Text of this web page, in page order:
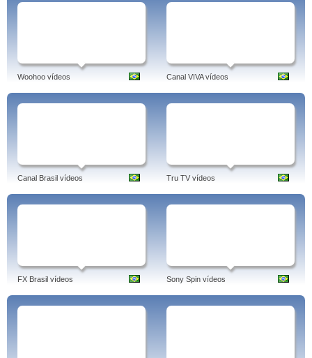
Woohoo vídeos Canal VIVA vídeos
Canal Brasil vídeos Tru TV vídeos
FX Brasil vídeos Sony Spin vídeos